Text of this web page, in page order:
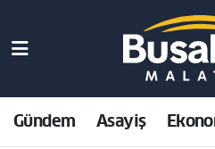
Gündem Asayiş
Asayiş
Malatya Nöbetçi
Malatya Hava Durumu